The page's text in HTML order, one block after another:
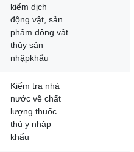
kiểm dịch
động vật, sản
phẩm động vật
thủy sản
nhậpkhẩu
Kiểm tra nhà
nước về chất
lượng thuốc
thú y nhập
khẩu